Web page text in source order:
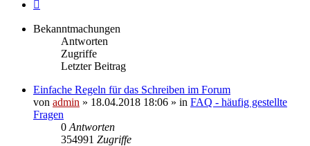
Bekanntmachungen
Antworten
Zugriffe
Letzter Beitrag
Einfache Regeln für das Schreiben im Forum
von admin » 18.04.2018 18:06 » in FAQ - häufig gestellte
Fragen
0 Antworten
354991 Zugriffe